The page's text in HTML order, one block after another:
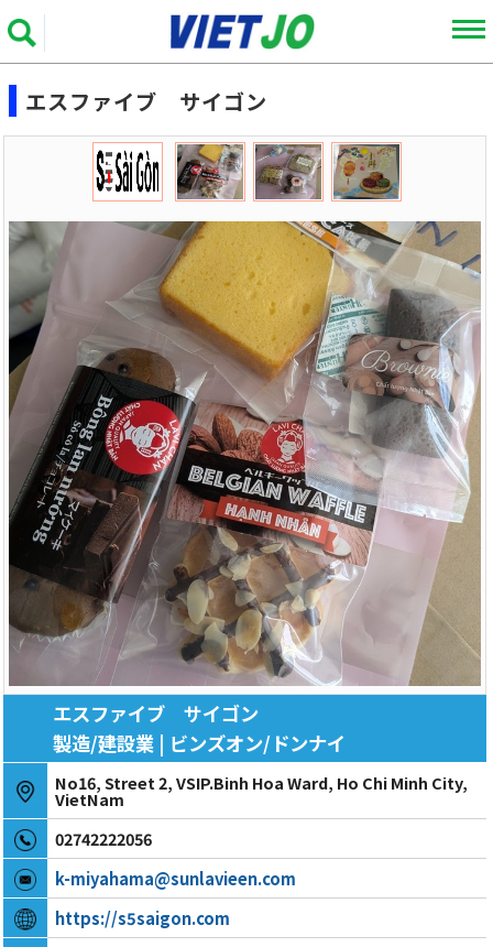
エスファイブ サイゴン
エスファイブ サイゴン
製造/建設業 | ビンズオン/ドンナイ
No16, Street 2, VSIP.Binh Hoa Ward, Ho Chi Minh City,
VietNam
02742222056
k-miyahama@sunlavieen.com
https://s5saigon.com